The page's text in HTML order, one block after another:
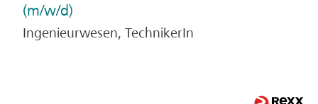
(m/w/d)
Ingenieurwesen, TechnikerIn